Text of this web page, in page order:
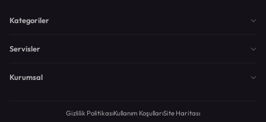
Kategoriler
Servisler
Kurumsal
Gizlilik PolitikasıKullanım KoşullarıSite Haritası